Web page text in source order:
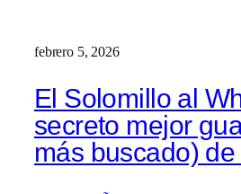
febrero 5, 2026
El Solomillo al
secreto mejor
más buscado)